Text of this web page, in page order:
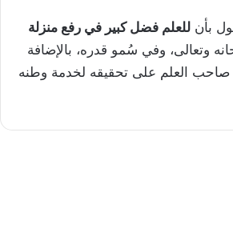
بأن للعلم فضل كبير في رفع منزلة
وتعالى، وفي سُمو قدره، بالإضافة
صاحب العلم على تحقيقه لخدمة وطنه